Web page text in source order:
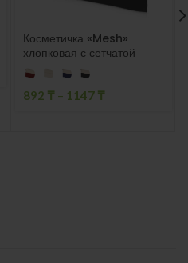
Косметичка «Mesh»
хлопковая с сетчатой
892 ₸ – 1147 ₸